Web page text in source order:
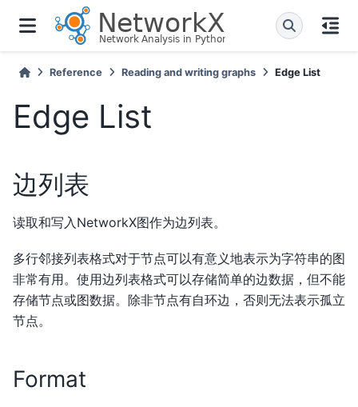
Reference Reading and writing graphs Edge List
Edge List
边列表
读取和写入NetworkX图作为边列表。
多行邻接列表格式对于节点可以有意义地表示为字符串的图
非常有用。使用边列表格式可以存储简单的边数据，但不能
存储节点或图数据。除非节点有自环边，否则无法表示孤立
节点。
Format